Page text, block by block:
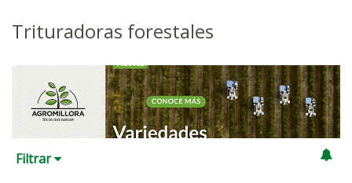
Trituradoras forestales
Filtrar